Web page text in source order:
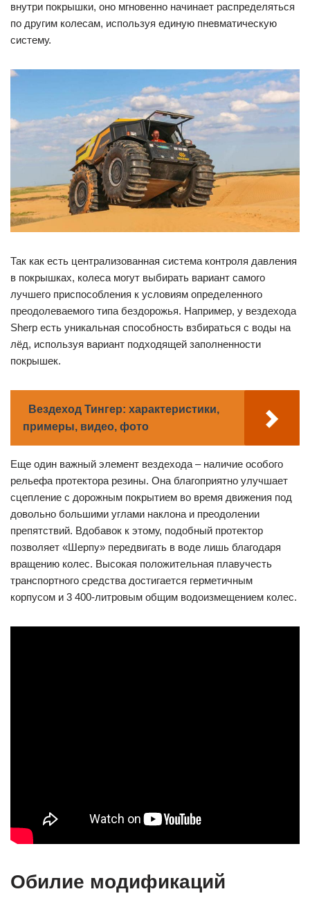
внутри покрышки, оно мгновенно начинает распределяться
по другим колесам, используя единую пневматическую
систему.
Так как есть централизованная система контроля давления
в покрышках, колеса могут выбирать вариант самого
лучшего приспособления к условиям определенного
преодолеваемого типа бездорожья. Например, у вездехода
Sherp есть уникальная способность взбираться с воды на
лёд, используя вариант подходящей заполненности
покрышек.
Вездеход Тингер: характеристики,
примеры, видео, фото
Еще один важный элемент вездехода – наличие особого
рельефа протектора резины. Она благоприятно улучшает
сцепление с дорожным покрытием во время движения под
довольно большими углами наклона и преодолении
препятствий. Вдобавок к этому, подобный протектор
позволяет «Шерпу» передвигать в воде лишь благодаря
вращению колес. Высокая положительная плавучесть
транспортного средства достигается герметичным
корпусом и 3 400-литровым общим водоизмещением колес.
Обилие модификаций